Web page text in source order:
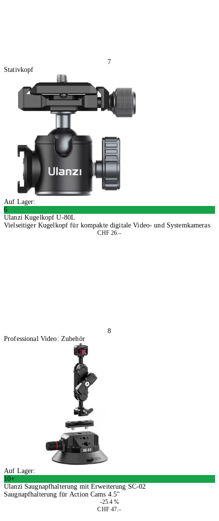
7
Stativkopf
Auf Lager:
6
Ulanzi Kugelkopf U-80L
Vielseitiger Kugelkopf für kompakte digitale Video- und Systemkameras
CHF 26.–
8
Professional Video: Zubehör
Auf Lager:
10+
Ulanzi Saugnapfhalterung mit Erweiterung SC-02
Saugnapfhalterung für Action Cams 4.5"
-25.4 %
CHF 47.–